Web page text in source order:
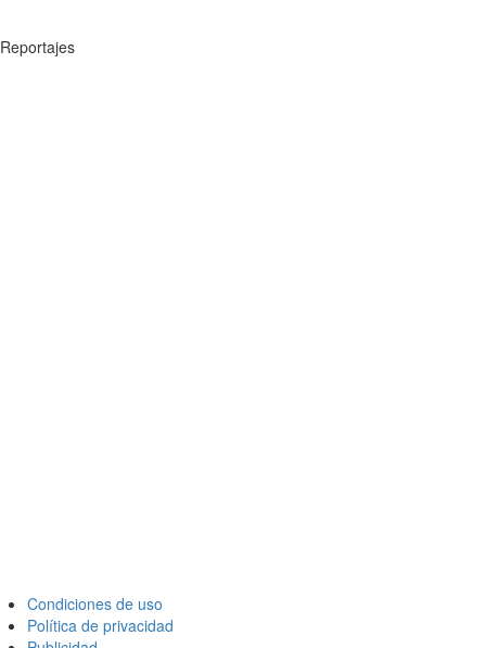
Reportajes
Condiciones de uso
Política de privacidad